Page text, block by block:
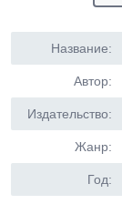
Название:
Автор:
Издательство:
Жанр:
Год: